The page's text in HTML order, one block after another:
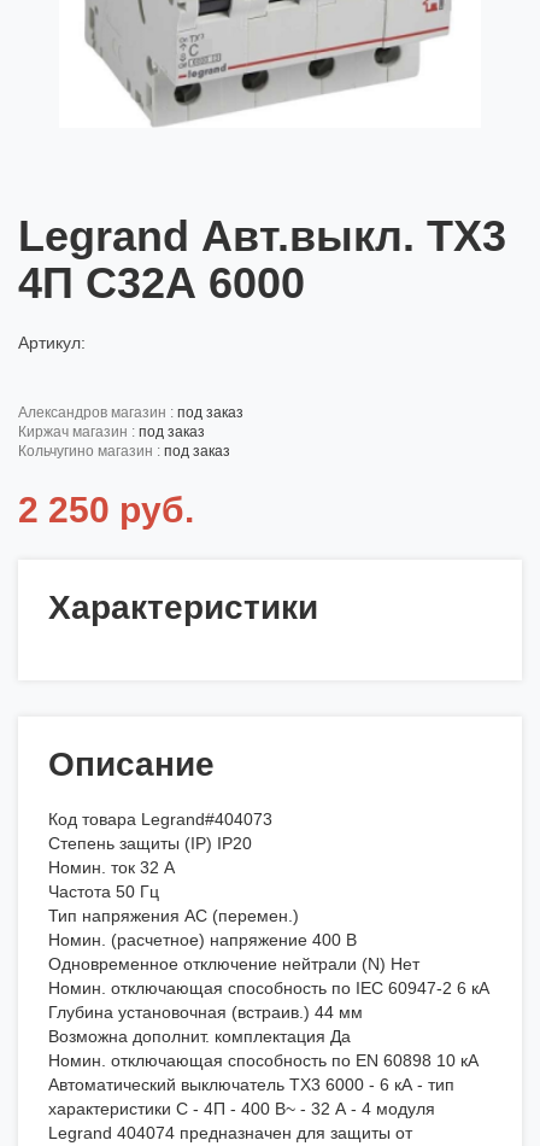
Legrand Авт.выкл. ТХ3
4П С32А 6000
Артикул:
александров магазин : под заказ
киржач магазин : под заказ
кольчугино магазин : под заказ
2 250 руб.
Характеристики
Описание
Код товара Legrand#404073
Степень защиты (IP) IP20
Номин. ток 32 А
Частота 50 Гц
Тип напряжения AC (перемен.)
Номин. (расчетное) напряжение 400 В
Одновременное отключение нейтрали (N) Нет
Номин. отключающая способность по IEC 60947-2 6 кА
Глубина установочная (встраив.) 44 мм
Возможна дополнит. комплектация Да
Номин. отключающая способность по EN 60898 10 кА
Автоматический выключатель TX3 6000 - 6 кА - тип
характеристики C - 4П - 400 В~ - 32 А - 4 модуля
Legrand 404074 предназначен для защиты от